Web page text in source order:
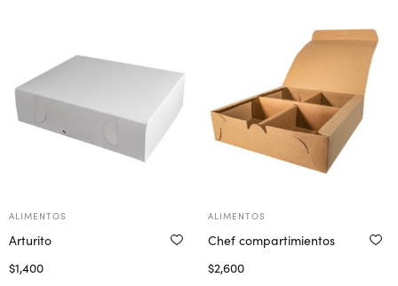
ALIMENTOS
Arturito
$1,400
ALIMENTOS
Chef compartimientos
$2,600